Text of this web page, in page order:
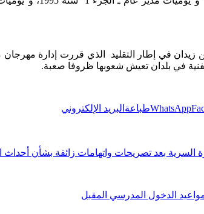
زيدان في إطار التقليد الذي قررت إدارة
في بلدان تعيش شعوبها ظروفا صعبة.
WhatsAppطباعة البريد الإلكتروني
السرية بعد تصريحات واتهامات زائفة بشأن أحداث
الدخول المدرسي المقبل